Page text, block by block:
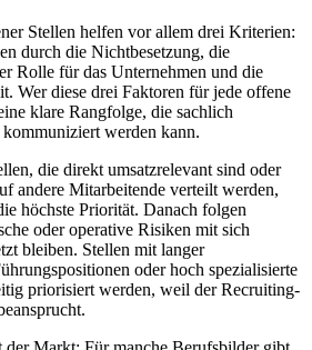
Stellen helfen vor allem drei Kriterien:
durch die Nichtbesetzung, die
Rolle für das Unternehmen und die
Wer diese drei Faktoren für jede offene
klare Rangfolge, die sachlich
werden kann.
die direkt umsatzrelevant sind oder
andere Mitarbeitende verteilt werden,
höchste Priorität. Danach folgen
oder operative Risiken mit sich
bleiben. Stellen mit langer
oder hoch spezialisierte
priorisiert werden, weil der Recruiting-